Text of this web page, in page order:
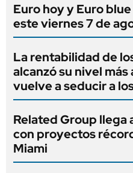
Euro hoy y Euro
este viernes 7 de
La rentabilidad de
alcanzó su nivel más
vuelve a seducir a
Related Group llega
con proyectos
Miami